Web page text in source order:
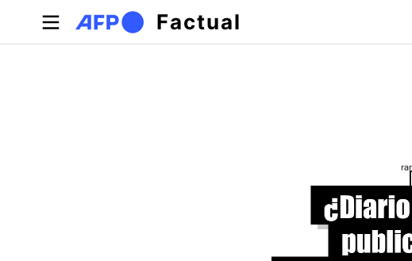
Pasar al contenido principal
Factual
Solapas principales